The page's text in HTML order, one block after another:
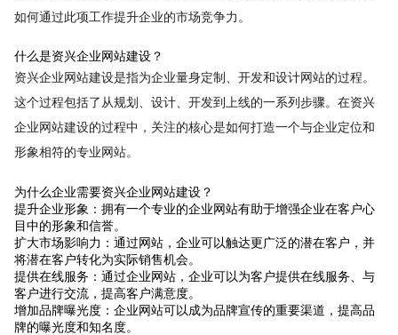
如何通过此项工作提升企业的市场竞争力。
什么是资兴企业网站建设？
资兴企业网站建设是指为企业量身定制、开发和设计网站的过程。
这个过程包括了从规划、设计、开发到上线的一系列步骤。在资兴
企业网站建设的过程中，关注的核心是如何打造一个与企业定位和
形象相符的专业网站。
为什么企业需要资兴企业网站建设？
提升企业形象：拥有一个专业的企业网站有助于增强企业在客户心
目中的形象和信誉。
扩大市场影响力：通过网站，企业可以触达更广泛的潜在客户，并
将潜在客户转化为实际销售机会。
提供在线服务：通过企业网站，企业可以为客户提供在线服务、与
客户进行交流，提高客户满意度。
增加品牌曝光度：企业网站可以成为品牌宣传的重要渠道，提高品
牌的曝光度和知名度。